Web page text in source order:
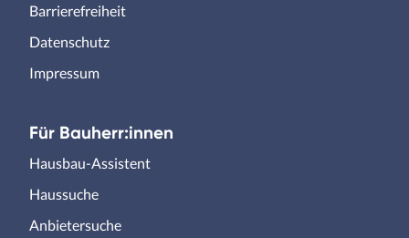
Barrierefreiheit
Datenschutz
Impressum
Für Bauherr:innen
Hausbau-Assistent
Haussuche
Anbietersuche